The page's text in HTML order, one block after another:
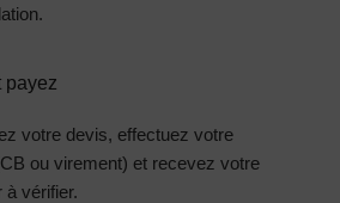
payez
votre devis, effectuez votre
ou virement) et recevez votre
à vérifier.